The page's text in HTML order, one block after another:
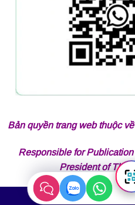
Bản quyền trang web thuộc
Responsible for
President of
Copyright 2026 ©